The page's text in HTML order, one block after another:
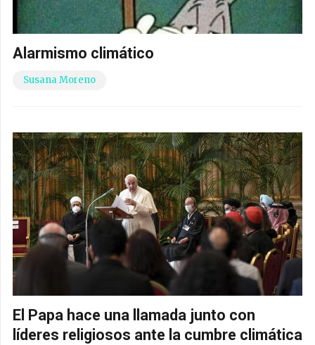
Alarmismo climático
Susana Moreno
El Papa hace una llamada junto con
líderes religiosos ante la cumbre climática